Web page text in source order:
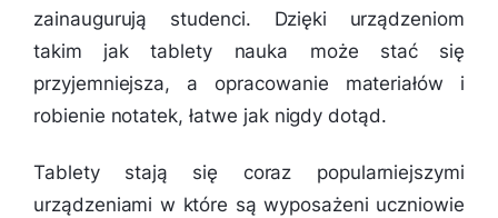
zainaugurują studenci. Dzięki urządzeniom
takim jak tablety nauka może stać się
przyjemniejsza, a opracowanie materiałów i
robienie notatek, łatwe jak nigdy dotąd.
Tablety stają się coraz popularniejszymi
urządzeniami w które są wyposażeni uczniowie